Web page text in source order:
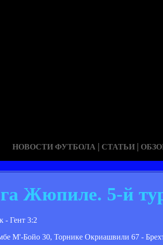
НОВОСТИ ФУТБОЛА | СТАТЬИ |
Жюпиле. 5-й
- Гент 3:2
М'-Бойо 30, Торнике Окриашвили 67 -